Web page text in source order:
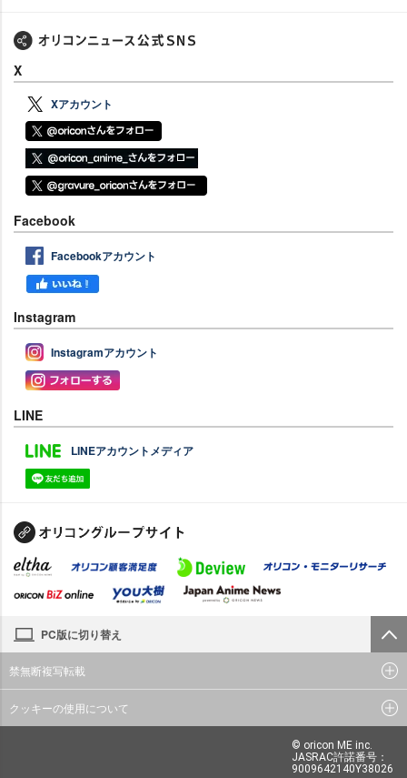
X
Xアカウント
Facebook
Facebookアカウント
Instagram
Instagramアカウント
LINE
LINEアカウントメディア
PC版に切り替え
禁無断複写転載
クッキーの使用について
© oricon ME inc.
JASRAC許諾番号：
9009642140Y38026